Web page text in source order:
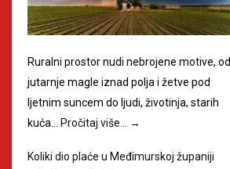
Ruralni prostor nudi nebrojene motive, od
jutarnje magle iznad polja i žetve pod
ljetnim suncem do ljudi, životinja, starih
kuća…
Pročitaj više… →
Koliki dio plaće u Međimurskoj županiji